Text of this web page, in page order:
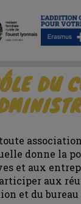
DU
donne la
et aux
aux
et du bureau